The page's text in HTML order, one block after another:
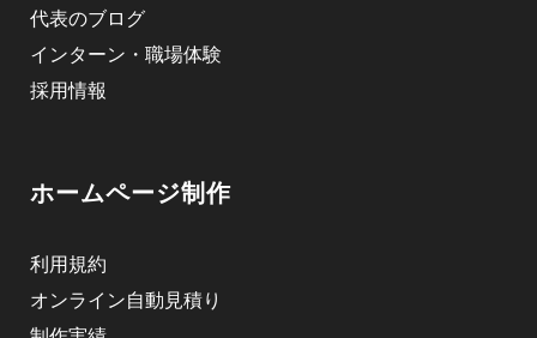
代表のブログ
インターン・職場体験
採用情報
ホームページ制作
利用規約
オンライン自動見積り